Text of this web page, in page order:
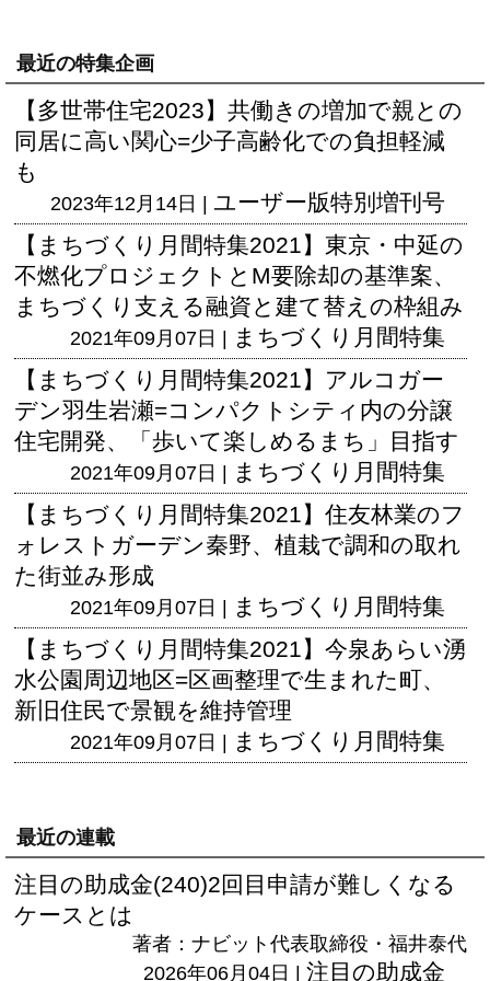
最近の特集企画
【多世帯住宅2023】共働きの増加で親との
同居に高い関心=少子高齢化での負担軽減
も
2023年12月14日 | ユーザー版特別増刊号
【まちづくり月間特集2021】東京・中延の
不燃化プロジェクトとM要除却の基準案、
まちづくり支える融資と建て替えの枠組み
2021年09月07日 |
まちづくり月間特集
【まちづくり月間特集2021】アルコガー
デン羽生岩瀬=コンパクトシティ内の分譲
住宅開発、「歩いて楽しめるまち」目指す
2021年09月07日 |
まちづくり月間特集
【まちづくり月間特集2021】住友林業のフ
ォレストガーデン秦野、植栽で調和の取れ
た街並み形成
2021年09月07日 |
まちづくり月間特集
【まちづくり月間特集2021】今泉あらい湧
水公園周辺地区=区画整理で生まれた町、
新旧住民で景観を維持管理
2021年09月07日 | まちづくり月間特集
最近の連載
注目の助成金(240)2回目申請が難しくなる
ケースとは
著者：ナビット代表取締役・福井泰代
2026年06月04日 | 注目の助成金